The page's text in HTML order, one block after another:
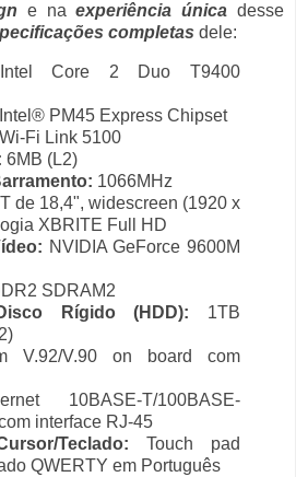
e naexperiência únicadesse
completas dele:
Core 2 Duo T9400
PM45 Express Chipset
Fi Link 5100
6MB (L2)
1066MHz
de 18,4", widescreen (1920 x
XBRITE Full HD
NVIDIA GeForce 9600M
SDRAM2
Rígido (HDD): 1TB
V.92/V.90 on board com
10BASE-T/100BASE-
interface RJ-45
Teclado: Touch pad
QWERTY em Português